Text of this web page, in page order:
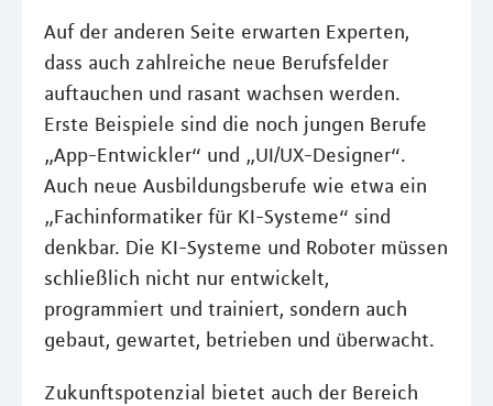
Auf der anderen Seite erwarten Experten,
dass auch zahlreiche neue Berufsfelder
auftauchen und rasant wachsen werden.
Erste Beispiele sind die noch jungen Berufe
„App-Entwickler“ und „UI/UX-Designer“.
Auch neue Ausbildungsberufe wie etwa ein
„Fachinformatiker für KI-Systeme“ sind
denkbar. Die KI-Systeme und Roboter müssen
schließlich nicht nur entwickelt,
programmiert und trainiert, sondern auch
gebaut, gewartet, betrieben und überwacht.
Zukunftspotenzial bietet auch der Bereich